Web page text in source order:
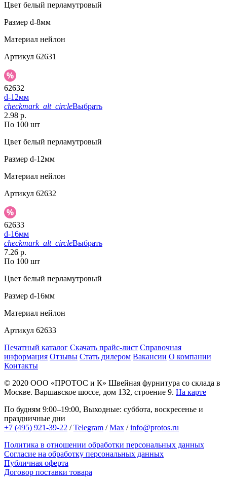
Цвет белый перламутровый
Размер d-8мм
Материал нейлон
Артикул 62631
62632
d-12мм
checkmark_alt_circleВыбрать
2.98 р.
По 100 шт
Цвет белый перламутровый
Размер d-12мм
Материал нейлон
Артикул 62632
62633
d-16мм
checkmark_alt_circleВыбрать
7.26 р.
По 100 шт
Цвет белый перламутровый
Размер d-16мм
Материал нейлон
Артикул 62633
Печатный каталог Скачать прайс-лист Справочная
информация Отзывы Стать дилером Вакансии О компании
Контакты
© 2020 ООО «ПРОТОС и К» Швейная фурнитура со склада в
Москве. Варшавское шоссе, дом 132, строение 9. На карте
По будням 9:00–19:00, Выходные: суббота, воскресенье и
праздничные дни
+7 (495) 921-39-22 /Telegram /Max /info@protos.ru
Политика в отношении обработки персональных данных
Согласие на обработку персональных данных
Публичная оферта
Договор поставки товара